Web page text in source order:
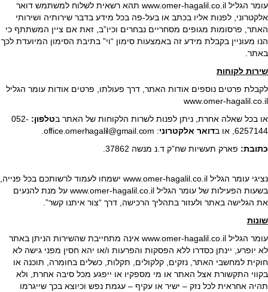
עומר הגליל www.omer-hagalil.co.il תהא רשאית לשלוח למשתמש דואר
אלקטרוני, לפנות אליו בכתב או בעל-פה בכל מידע בדבר שירותיה ושירותי
האתר, פרסומות מגופים מסחריים נבחרים וכיו”ב, זאת אם ציין המשתתף כי
הנו מעוניין בקבלת מידע זה באמצעות סימון “וי” בתיבת הסימון המיועדת לכך
באתר.
שירות לקוחות
לקבלת פרטים נוספים אודות האתר, דרך פעולתו, פרטים אודות עומר הגליל
www.omer-hagalil.co.il
או בכל שאלה אחרת, ניתן לפנות לשרות הלקוחות של האתר בטלפון: 052-
6257144, או ב
דואר אלקטרוני:
office.omerhagalil@gmail.com.
כתובת: פארק תעשיות שח”ק ד.נ מנשה 37862‏.
נציגי עומר הגליל www.omer-hagalil.co.il ישמחו לעמוד לרשותכם בכל פנייה,
בשעות הפעילות של עומר הגליל www.omer-hagalil.co.il על מנת להנעים
את הגלישה באתר ולעזור בתהליך הרכישה, דרך “צור איתנו קשר”.
שונות
עומר הגליל www.omer-hagalil.co.il אינה מתחייבת שהשירות הניתן באתר
לא יופרע, יינתן כסדרו ללא הפסקות והפרעות ו/או יהא חסין מפני גישה לא
חוקית למחשבי האתר, נזקים, קלקולים, תקלות, כשלים בחומרה, תוכנה או
בקווי התקשורת אצל האתר או מי מספקיו או ייפגע מכל סיבה אחרת, ולא
תהיה אחראית לכל נזק – ישיר או עקיף – עגמת נפש וכיוצא בכך שייגרמו